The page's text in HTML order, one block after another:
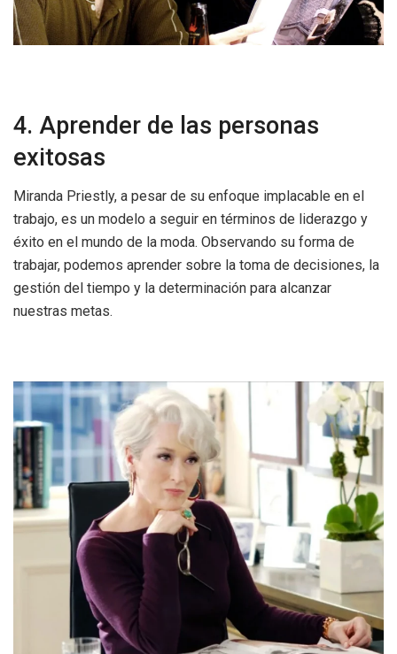
4. Aprender de las personas
exitosas
Miranda Priestly, a pesar de su enfoque implacable en el
trabajo, es un modelo a seguir en términos de liderazgo y
éxito en el mundo de la moda. Observando su forma de
trabajar, podemos aprender sobre la toma de decisiones, la
gestión del tiempo y la determinación para alcanzar
nuestras metas.